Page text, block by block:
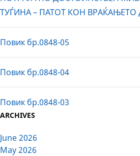
ТУЃИНА – ПАТОТ КОН
Повик бр.0848-05
Повик бр.0848-04
Повик бр.0848-03
ARCHIVES
June 2026
May 2026